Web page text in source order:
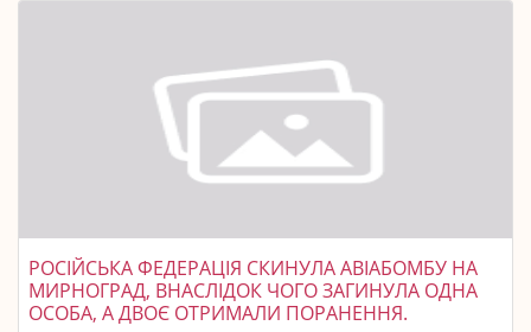
РОСІЙСЬКА ФЕДЕРАЦІЯ СКИНУЛА АВІАБОМБУ НА
МИРНОГРАД, ВНАСЛІДОК ЧОГО ЗАГИНУЛА ОДНА
ОСОБА, А ДВОЄ ОТРИМАЛИ ПОРАНЕННЯ.